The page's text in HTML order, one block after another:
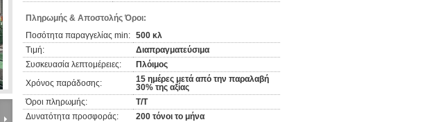
Πληρωμής & Αποστολής Όροι:
Ποσότητα παραγγελίας min: 500 κλ
Τιμή:
Διαπραγματεύσιμα
Συσκευασία λεπτομέρειες:
Πλόιμος
Χρόνος παράδοσης:
15 ημέρες μετά από την παραλαβή
30% της αξίας
Όροι πληρωμής:
T/T
Δυνατότητα προσφοράς:
200 τόνοι το μήνα